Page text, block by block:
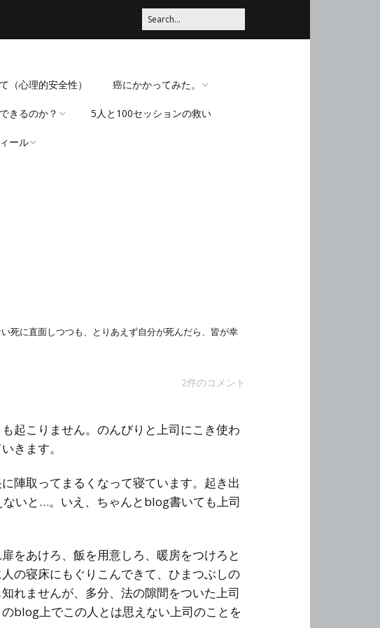
（心理的安全性） 癌にかかってみた。
脳みそほじくられてみ
きるのか？
とについ
5人と100セッションの救い
ール
死に直面しつつも、とりあえず自分が死んだら、皆が幸
2件のコメント
起こりません。のんびりと上司にこき使わ
きます。
陣取ってまるくなって寝ています。起き出
いと…。いえ、ちゃんとblog書いても上司
をあけろ、飯を用意しろ、暖房をつけろと
の寝床にもぐりこんできて、ひまつぶしの
れませんが、多分、法の隙間をついた上司
blog上でこの人とは思えない上司のことを